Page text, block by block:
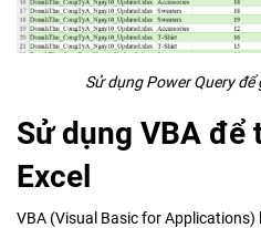
Sử dụng Power Query để
Sử dụng VBA
Excel
VBA (Visual Basic for